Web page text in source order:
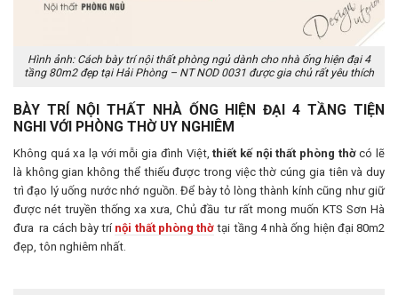
Hình ảnh: Cách bày trí nội thất phòng ngủ dành cho nhà ống hiện đại 4
tầng 80m2 đẹp tại Hải Phòng – NT NOD 0031 được gia chủ rất yêu thích
BÀY TRÍ NỘI THẤT NHÀ ỐNG HIỆN ĐẠI 4 TẦNG TIỆN
NGHI VỚI PHÒNG THỜ UY NGHIÊM
Không quá xa lạ với mỗi gia đình Việt,thiết kế nội thất phòng thờcó lẽ
là không gian không thể thiếu được trong việc thờ cúng gia tiên và duy
trì đạo lý uống nước nhớ nguồn. Để bày tỏ lòng thành kính cũng như giữ
được nét truyền thống xa xưa, Chủ đầu tư rất mong muốn KTS Sơn Hà
đưa ra cách bày trí nội thất phòng thờ tại tầng 4 nhà ống hiện đại 80m2
đẹp, tôn nghiêm nhất.